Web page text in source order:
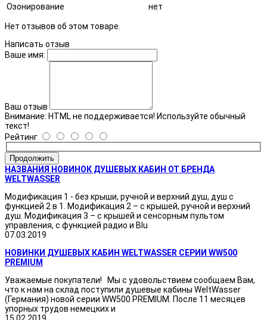
Озонирование
нет
Нет отзывов об этом товаре.
Написать отзыв
Ваше имя:
Ваш отзыв
Внимание: HTML не поддерживается! Используйте обычный
текст!
Рейтинг
Продолжить
НАЗВАНИЯ НОВИНОК ДУШЕВЫХ КАБИН ОТ БРЕНДА
WELTWASSER
Модификация 1 - без крыши, ручной и верхний душ, душ с
функцией 2 в 1. Модификация 2 – с крышей, ручной и верхний
душ. Модификация 3 – с крышей и сенсорным пультом
управления, с функцией радио и Blu
07.03.2019
НОВИНКИ ДУШЕВЫХ КАБИН WELTWASSER СЕРИИ WW500
PREMIUM
Уважаемые покупатели! Мы с удовольствием сообщаем Вам,
что к нам на склад поступили душевые кабины WeltWasser
(Германия) новой серии WW500 PREMIUM. После 11 месяцев
упорных трудов немецких и